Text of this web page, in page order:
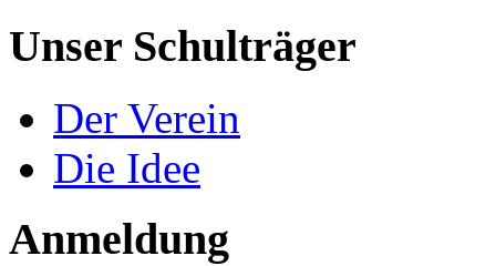
Unser Schulträger
Der Verein
Die Idee
Anmeldung